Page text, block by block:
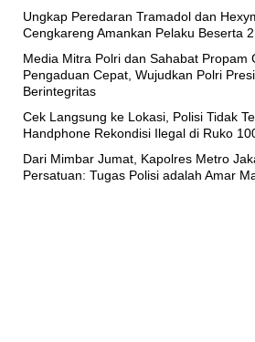
Ungkap Peredaran Tramadol dan
Cengkareng Amankan Pelaku Beserta
Media Mitra Polri dan Sahabat Propam
Pengaduan Cepat, Wujudkan Polri
Berintegritas
Cek Langsung ke Lokasi, Polisi Tidak
Handphone Rekondisi Ilegal di Ruko
Dari Mimbar Jumat, Kapolres Metro
Persatuan: Tugas Polisi adalah Amar